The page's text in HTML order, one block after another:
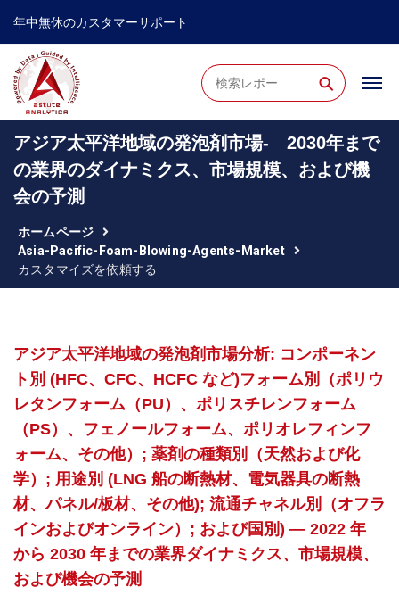
年中無休のカスタマーサポート
⚲
アジア太平洋地域の発泡剤市場- 2030年まで
の業界のダイナミクス、市場規模、および機
会の予測
ホームページ
Asia-Pacific-Foam-Blowing-Agents-Market
カスタマイズを依頼する
アジア太平洋地域の発泡剤市場分析: コンポーネン
ト別 (HFC、CFC、HCFC など)フォーム別（ポリウ
レタンフォーム（PU）、ポリスチレンフォーム
（PS）、フェノールフォーム、ポリオレフィンフ
ォーム、その他）; 薬剤の種類別（天然および化
学）; 用途別 (LNG 船の断熱材、電気器具の断熱
材、パネル/板材、その他); 流通チャネル別（オフラ
インおよびオンライン）; および国別) — 2022 年
から 2030 年までの業界ダイナミクス、市場規模、
および機会の予測